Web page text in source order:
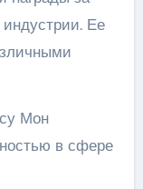
Ее
Мон
в сфере